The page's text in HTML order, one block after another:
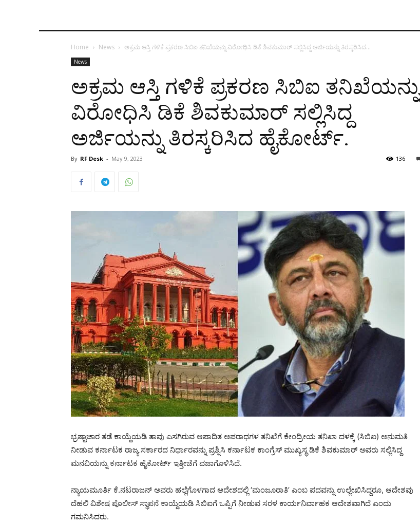
Home News ಅಕ್ರಮ ಆಸ್ತಿ ಗಳಿಕೆ ಪ್ರಕರಣ ಸಿಬಿಐ ತನಿಖೆಯನ್ನು ವಿರೋಧಿಸಿ ಡಿಕೆ ಶಿವಕುಮಾರ್ ಸಲ್ಲಿಸಿದ್ದ ಅರ್ಜಿಯನ್ನು ತಿರಸ್ಕರಿಸಿದ...
News
ಅಕ್ರಮ ಆಸ್ತಿ ಗಳಿಕೆ ಪ್ರಕರಣ ಸಿಬಿಐ ತನಿಖೆಯನ್ನು
ವಿರೋಧಿಸಿ ಡಿಕೆ ಶಿವಕುಮಾರ್ ಸಲ್ಲಿಸಿದ್ದ
ಅರ್ಜಿಯನ್ನು ತಿರಸ್ಕರಿಸಿದ ಹೈಕೋರ್ಟ್.
By RF Desk - May 9, 2023 136
ಭ್ರಷ್ಟಾಚಾರ ತಡೆ ಕಾಯ್ದೆಯಡಿ ತಾವು ಎಸಗಿರುವ ಆಪಾದಿತ ಅಪರಾಧಗಳ ತನಿಖೆಗೆ ಕೇಂದ್ರೀಯ ತನಿಖಾ ದಳಕ್ಕೆ (ಸಿಬಿಐ) ಅನುಮತಿ
ನೀಡುವ ಕರ್ನಾಟಕ ರಾಜ್ಯ ಸರ್ಕಾರದ ನಿರ್ಧಾರವನ್ನು ಪ್ರಶ್ನಿಸಿ ಕರ್ನಾಟಕ ಕಾಂಗ್ರೆಸ್ ಮುಖ್ಯಸ್ಥ ಡಿಕೆ ಶಿವಕುಮಾರ್ ಅವರು ಸಲ್ಲಿಸಿದ್ದ
ಮನವಿಯನ್ನು ಕರ್ನಾಟಕ ಹೈಕೋರ್ಟ್ ಇತ್ತೀಚೆಗೆ ವಜಾಗೊಳಿಸಿದೆ.
ನ್ಯಾಯಮೂರ್ತಿ ಕೆ.ನಟರಾಜನ್ ಅವರು ಹಲ್ಲೆಗೊಳಗಾದ ಆದೇಶದಲ್ಲಿ ‘ಮಂಜೂರಾತಿ’ ಎಂಬ ಪದವನ್ನು ಉಲ್ಲೇಖಿಸಿದ್ದರೂ, ಆದೇಶವು
ದೆಹಲಿ ವಿಶೇಷ ಪೊಲೀಸ್ ಸ್ಥಾಪನೆ ಕಾಯ್ದೆಯಡಿ ಸಿಬಿಐಗೆ ಒಪ್ಪಿಗೆ ನೀಡುವ ಸರಳ ಕಾರ್ಯನಿರ್ವಾಹಕ ಆದೇಶವಾಗಿದೆ ಎಂದು
ಗಮನಿಸಿದರು.